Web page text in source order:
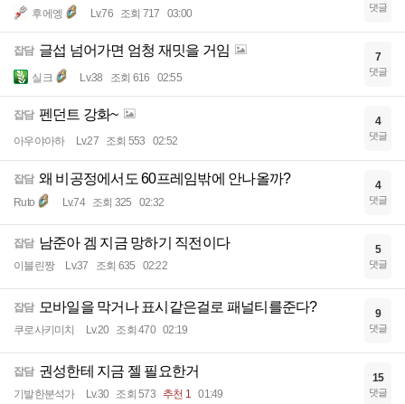
후에엥 Lv.76 조회 717 03:00 댓글
잡담 글섭 넘어가면 엄청 재밋을 거임
실크 Lv.38 조회 616 02:55
7
댓글
잡담 펜던트 강화~
아우야아하 Lv.27 조회 553 02:52
4
댓글
잡담 왜 비공정에서도 60프레임밖에 안나올까?
Ruto Lv.74 조회 325 02:32
4
댓글
잡담 남준아 겜 지금 망하기 직전이다
이블린짱 Lv.37 조회 635 02:22
5
댓글
잡담 모바일을 막거나 표시같은걸로 패널티를준다?
쿠로사키미치 Lv.20 조회 470 02:19
9
댓글
잡담 권성한테 지금 젤 필요한거
기발한분석가 Lv.30 조회 573 추천 1 01:49
15
댓글